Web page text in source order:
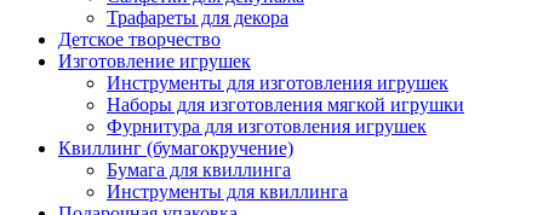
Трафареты для декора
Детское творчество
Изготовление игрушек
Инструменты для изготовления игрушек
Наборы для изготовления мягкой игрушки
Фурнитура для изготовления игрушек
Квиллинг (бумагокручение)
Бумага для квиллинга
Инструменты для квиллинга